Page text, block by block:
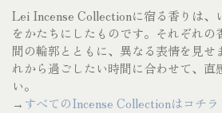
Lei Incense Collectionに宿る香りは、
をかたちにしたものです。それぞれの
間の輪郭とともに、異なる表情を見せ
れから過ごしたい時間に合わせて、直
い。
→ すべてのIncense Collectionはコチラ